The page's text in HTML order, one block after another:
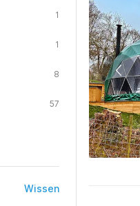
1
1
8
57
Wissen